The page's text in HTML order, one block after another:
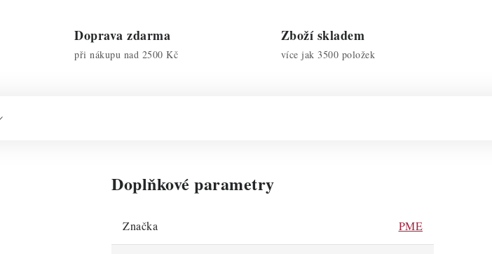
Doprava zdarma
při nákupu nad 2500 Kč
Zboží skladem
více jak 3500 položek
Doplňkové parametry
Značka PME